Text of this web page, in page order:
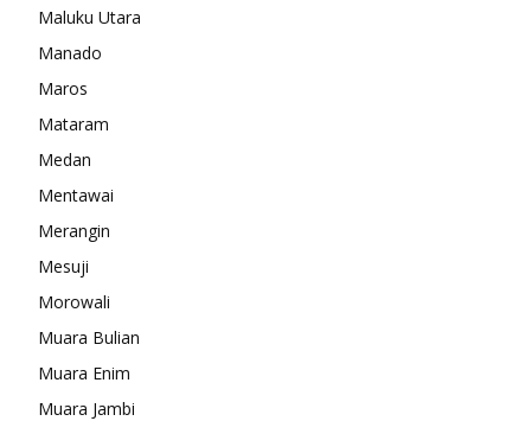
Maluku Utara
Manado
Maros
Mataram
Medan
Mentawai
Merangin
Mesuji
Morowali
Muara Bulian
Muara Enim
Muara Jambi